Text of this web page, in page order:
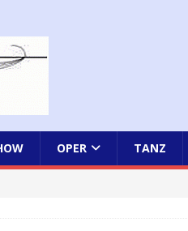
OPER TANZ